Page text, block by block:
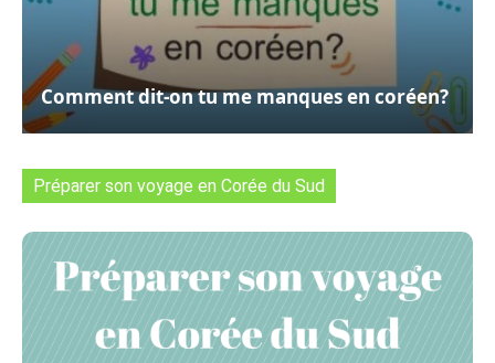
Comment dit-on tu me manques en coréen?
Préparer son voyage en Corée du Sud